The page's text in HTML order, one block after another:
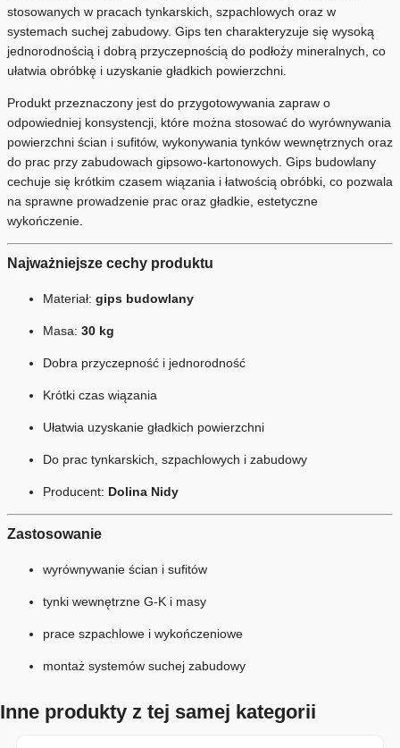
stosowanych w pracach tynkarskich, szpachlowych oraz w
systemach suchej zabudowy. Gips ten charakteryzuje się wysoką
jednorodnością i dobrą przyczepnością do podłoży mineralnych, co
ułatwia obróbkę i uzyskanie gładkich powierzchni.
Produkt przeznaczony jest do przygotowywania zapraw o
odpowiedniej konsystencji, które można stosować do wyrównywania
powierzchni ścian i sufitów, wykonywania tynków wewnętrznych oraz
do prac przy zabudowach gipsowo-kartonowych. Gips budowlany
cechuje się krótkim czasem wiązania i łatwością obróbki, co pozwala
na sprawne prowadzenie prac oraz gładkie, estetyczne
wykończenie.
Najważniejsze cechy produktu
Materiał: gips budowlany
Masa: 30 kg
Dobra przyczepność i jednorodność
Krótki czas wiązania
Ułatwia uzyskanie gładkich powierzchni
Do prac tynkarskich, szpachlowych i zabudowy
Producent: Dolina Nidy
Zastosowanie
wyrównywanie ścian i sufitów
tynki wewnętrzne G-K i masy
prace szpachlowe i wykończeniowe
montaż systemów suchej zabudowy
Inne produkty z tej samej kategorii